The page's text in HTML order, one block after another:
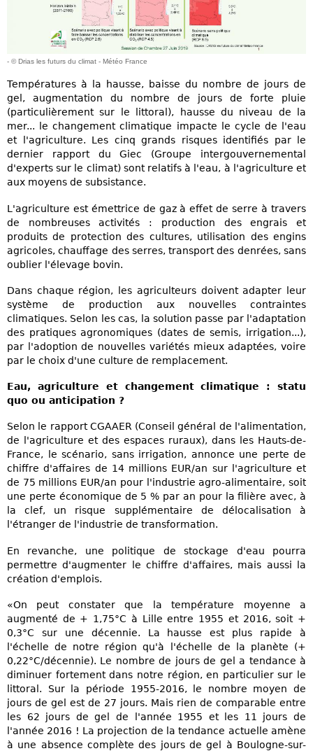
- © Drias les futurs du climat - Météo France
Températures à la hausse, baisse du nombre de jours de
gel, augmentation du nombre de jours de forte pluie
(particulièrement sur le littoral), hausse du niveau de la
mer... le changement climatique impacte le cycle de l'eau
et l'agriculture. Les cinq grands risques identifiés par le
dernier rapport du Giec (Groupe intergouvernemental
d'experts sur le climat) sont relatifs à l'eau, à l'agriculture et
aux moyens de subsistance.
L'agriculture est émettrice de gaz à effet de serre à travers
de nombreuses activités : production des engrais et
produits de protection des cultures, utilisation des engins
agricoles, chauffage des serres, transport des denrées, sans
oublier l'élevage bovin.
Dans chaque région, les agriculteurs doivent adapter leur
système de production aux nouvelles contraintes
climatiques. Selon les cas, la solution passe par l'adaptation
des pratiques agronomiques (dates de semis, irrigation...),
par l'adoption de nouvelles variétés mieux adaptées, voire
par le choix d'une culture de remplacement.
Eau, agriculture et changement climatique : statu
quo ou anticipation ?
Selon le rapport CGAAER (Conseil général de l'alimentation,
de l'agriculture et des espaces ruraux), dans les Hauts-de-
France, le scénario, sans irrigation, annonce une perte de
chiffre d'affaires de 14 millions EUR/an sur l'agriculture et
de 75 millions EUR/an pour l'industrie agro-alimentaire, soit
une perte économique de 5 % par an pour la filière avec, à
la clef, un risque supplémentaire de délocalisation à
l'étranger de l'industrie de transformation.
En revanche, une politique de stockage d'eau pourra
permettre d'augmenter le chiffre d'affaires, mais aussi la
création d'emplois.
«On peut constater que la température moyenne a
augmenté de + 1,75°C à Lille entre 1955 et 2016, soit +
0,3°C sur une décennie. La hausse est plus rapide à
l'échelle de notre région qu'à l'échelle de la planète (+
0,22°C/décennie). Le nombre de jours de gel a tendance à
diminuer fortement dans notre région, en particulier sur le
littoral. Sur la période 1955-2016, le nombre moyen de
jours de gel est de 27 jours. Mais rien de comparable entre
les 62 jours de gel de l'année 1955 et les 11 jours de
l'année 2016 ! La projection de la tendance actuelle amène
à une absence complète des jours de gel à Boulogne-sur-